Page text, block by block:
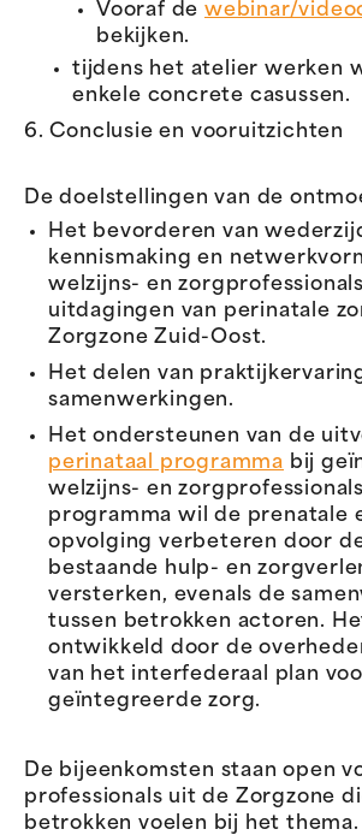
Vooraf de webinar/
bekijken.
tijdens het atelier werken
enkele concrete casussen.
6. Conclusie en vooruitzichten
De doelstellingen van de
Het bevorderen van
kennismaking en
welzijns- en
uitdagingen van perinatale
Zorgzone Zuid-Oost.
Het delen van
samenwerkingen.
Het ondersteunen van de
perinataal programma bij
welzijns- en
programma wil de prenatale
opvolging verbeteren door
bestaande hulp- en
versterken, evenals de
tussen betrokken actoren.
ontwikkeld door de
van het interfederaal plan
geïntegreerde zorg.
De bijeenkomsten staan open
professionals uit de Zorgzone
betrokken voelen bij het thema.